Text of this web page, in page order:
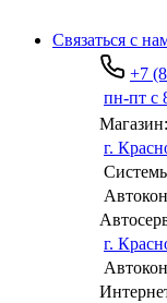
Связаться с
+7
пн-пт с
Магазин:
г.
г.